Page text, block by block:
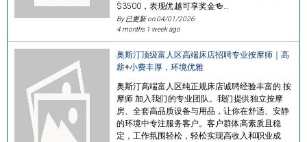
$3500，表现优越可享奖金🍻…
By 已更新 on04/01/2026
4 months 1 week ago
奥斯汀顶级富人区高端床店招聘专业按摩师｜高
薪+小费丰厚，环境优雅
奥斯汀高端富人区纯正规床店诚聘经验丰富的 按
摩师 加入我们的专业团队。我们提供独立按摩
房、全套高品质设备与用品，让你在舒适、安静
的环境中专注服务客户。客户群体高素质且稳
定，工作氛围轻松，轻松实现高收入和职业成